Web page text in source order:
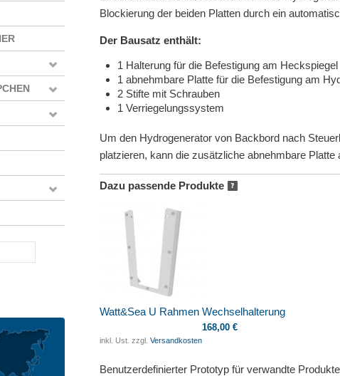
Blockierung der beiden Platten durch ein
Der Bausatz enthält:
1 Halterung für die Befestigung am Heckspiegel
1 abnehmbare Platte für die Befestigung am
2 Stifte mit Schrauben
1 Verriegelungssystem
Um den Hydrogenerator von Backbord nach
platzieren, kann die zusätzliche abnehmbare Platte
Dazu passende Produkte
Watt&Sea U Rahmen Wechselhalterung
168,00 €
inkl. Ust. zzgl. Versandkosten
Benutzerdefinierter Prototyp für verwandte Produkte